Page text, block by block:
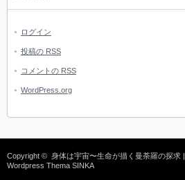
ログイン
投稿の RSS
コメントの RSS
WordPress.org
Copyright © 身体は宇宙〜生命が描く曼荼羅の探求 |
Wordpress Thema SINKA